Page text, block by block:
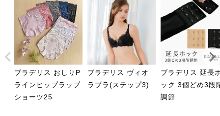
ブラデリス おしりP
ラインヒップラップ
ショーツ25
ブラデリス ヴィオ
ラブラ(ステップ3)
ブラデリス 延長
ック 3個どめ3段
調節